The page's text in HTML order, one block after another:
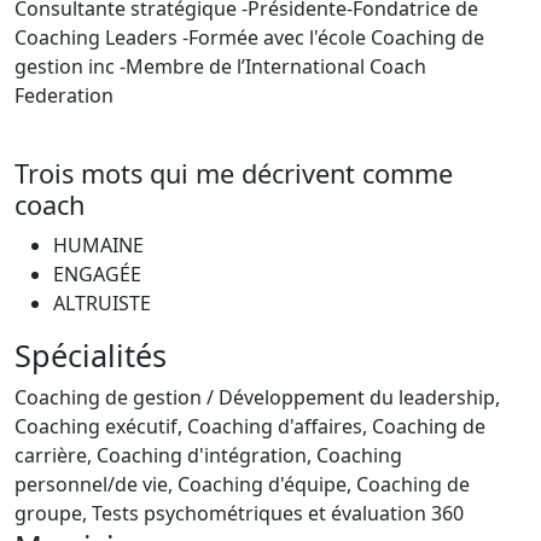
Consultante stratégique -Présidente-Fondatrice de
Coaching Leaders -Formée avec l'école Coaching de
gestion inc -Membre de l’International Coach
Federation
Trois mots qui me décrivent comme
coach
HUMAINE
ENGAGÉE
ALTRUISTE
Spécialités
Coaching de gestion / Développement du leadership,
Coaching exécutif, Coaching d'affaires, Coaching de
carrière, Coaching d'intégration, Coaching
personnel/de vie, Coaching d'équipe, Coaching de
groupe, Tests psychométriques et évaluation 360